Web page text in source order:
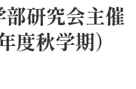
研究会主催
秋学期）